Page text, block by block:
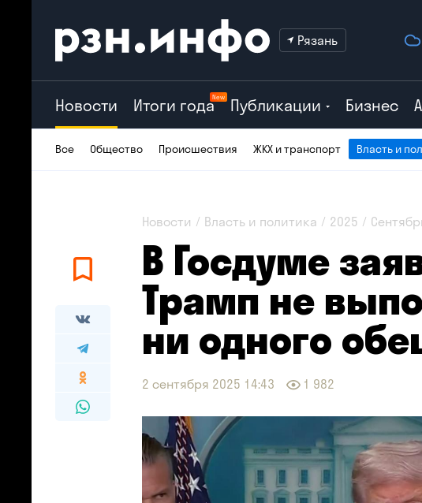
Рязань
Новости Итоги годаNew Публикации Бизнес
Все Общество Происшествия ЖКХ и транспорт Власть и
Новости Власть и политика 2025
В Госдуме
Трамп не
ни одного
2 сентября 2025 14:43 1 982